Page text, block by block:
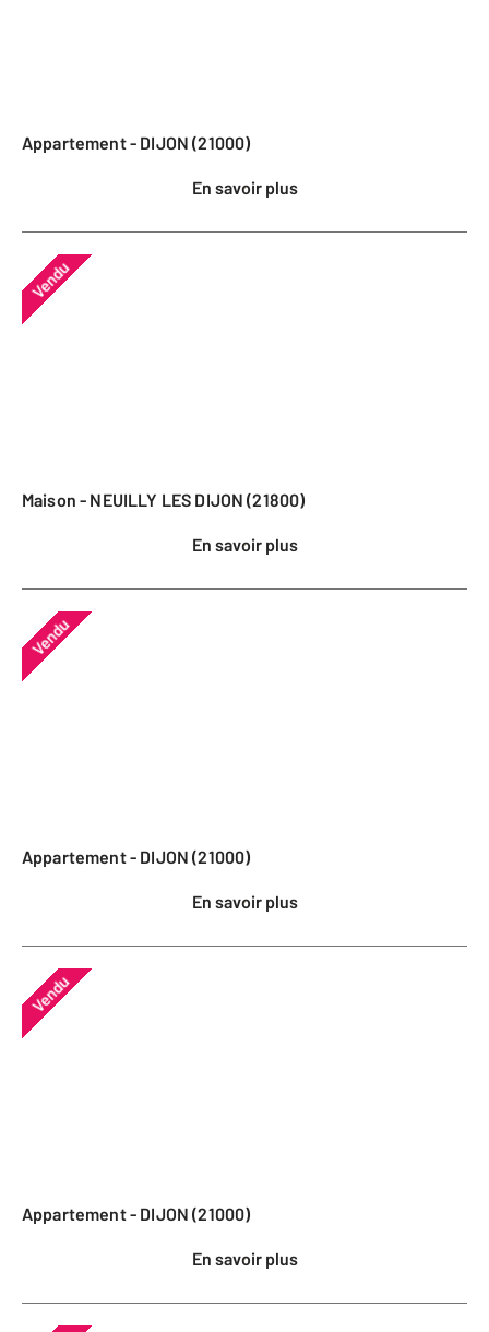
Appartement - DIJON (21000)
En savoir plus
Vendu
Maison - NEUILLY LES DIJON (21800)
En savoir plus
Vendu
Appartement - DIJON (21000)
En savoir plus
Vendu
Appartement - DIJON (21000)
En savoir plus